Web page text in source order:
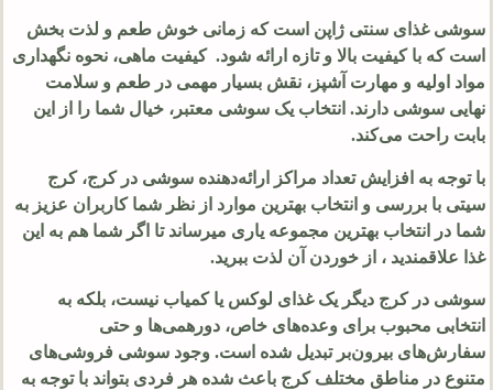
سوشی غذای سنتی ژاپن است که زمانی خوش طعم و لذت بخش
است که با کیفیت بالا و تازه ارائه شود. کیفیت ماهی، نحوه نگهداری
مواد اولیه و مهارت آشپز، نقش بسیار مهمی در طعم و سلامت
نهایی سوشی دارند. انتخاب یک سوشی معتبر، خیال شما را از این
بابت راحت می‌کند.
با توجه به افزایش تعداد مراکز ارائه‌دهنده سوشی در کرج، کرج
سیتی با بررسی و انتخاب بهترین موارد از نظر شما کاربران عزیز به
شما در انتخاب بهترین مجموعه یاری میرساند تا اگر شما هم به این
غذا علاقمندید ، از خوردن آن لذت ببرید.
سوشی در کرج دیگر یک غذای لوکس یا کمیاب نیست، بلکه به
انتخابی محبوب برای وعده‌های خاص، دورهمی‌ها و حتی
سفارش‌های بیرون‌بر تبدیل شده است. وجود سوشی فروشی‌های
متنوع در مناطق مختلف کرج باعث شده هر فردی بتواند با توجه به